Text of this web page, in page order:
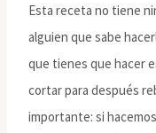
Esta receta no tiene
alguien que sabe
que tienes que hacer
cortar para después
importante: si